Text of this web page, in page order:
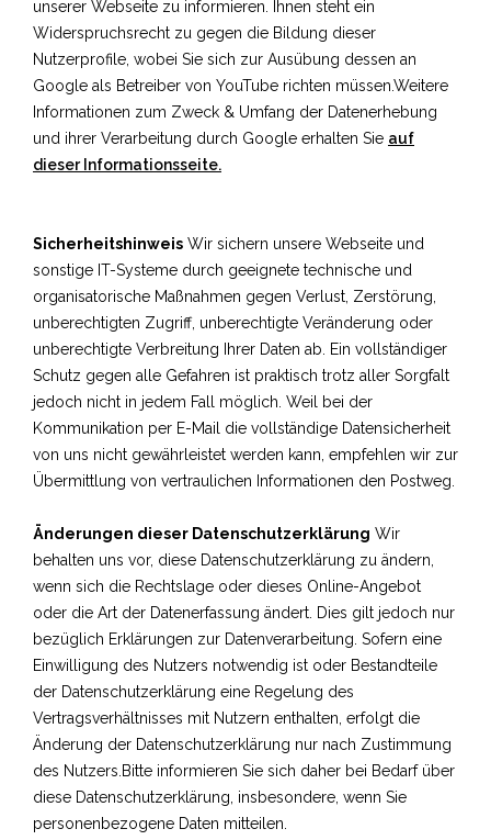
unserer Webseite zu informieren. Ihnen steht ein
Widerspruchsrecht zu gegen die Bildung dieser
Nutzerprofile, wobei Sie sich zur Ausübung dessen an
Google als Betreiber von YouTube richten müssen.Weitere
Informationen zum Zweck & Umfang der Datenerhebung
und ihrer Verarbeitung durch Google erhalten Sie auf
dieser Informationsseite.
Sicherheitshinweis Wir sichern unsere Webseite und
sonstige IT-Systeme durch geeignete technische und
organisatorische Maßnahmen gegen Verlust, Zerstörung,
unberechtigten Zugriff, unberechtigte Veränderung oder
unberechtigte Verbreitung Ihrer Daten ab. Ein vollständiger
Schutz gegen alle Gefahren ist praktisch trotz aller Sorgfalt
jedoch nicht in jedem Fall möglich. Weil bei der
Kommunikation per E-Mail die vollständige Datensicherheit
von uns nicht gewährleistet werden kann, empfehlen wir zur
Übermittlung von vertraulichen Informationen den Postweg.
Änderungen dieser Datenschutzerklärung Wir
behalten uns vor, diese Datenschutzerklärung zu ändern,
wenn sich die Rechtslage oder dieses Online-Angebot
oder die Art der Datenerfassung ändert. Dies gilt jedoch nur
bezüglich Erklärungen zur Datenverarbeitung. Sofern eine
Einwilligung des Nutzers notwendig ist oder Bestandteile
der Datenschutzerklärung eine Regelung des
Vertragsverhältnisses mit Nutzern enthalten, erfolgt die
Änderung der Datenschutzerklärung nur nach Zustimmung
des Nutzers.Bitte informieren Sie sich daher bei Bedarf über
diese Datenschutzerklärung, insbesondere, wenn Sie
personenbezogene Daten mitteilen.